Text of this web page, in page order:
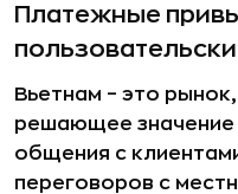
Платежные
Вьетнам – это
решающее значение
общения с
переговоров с